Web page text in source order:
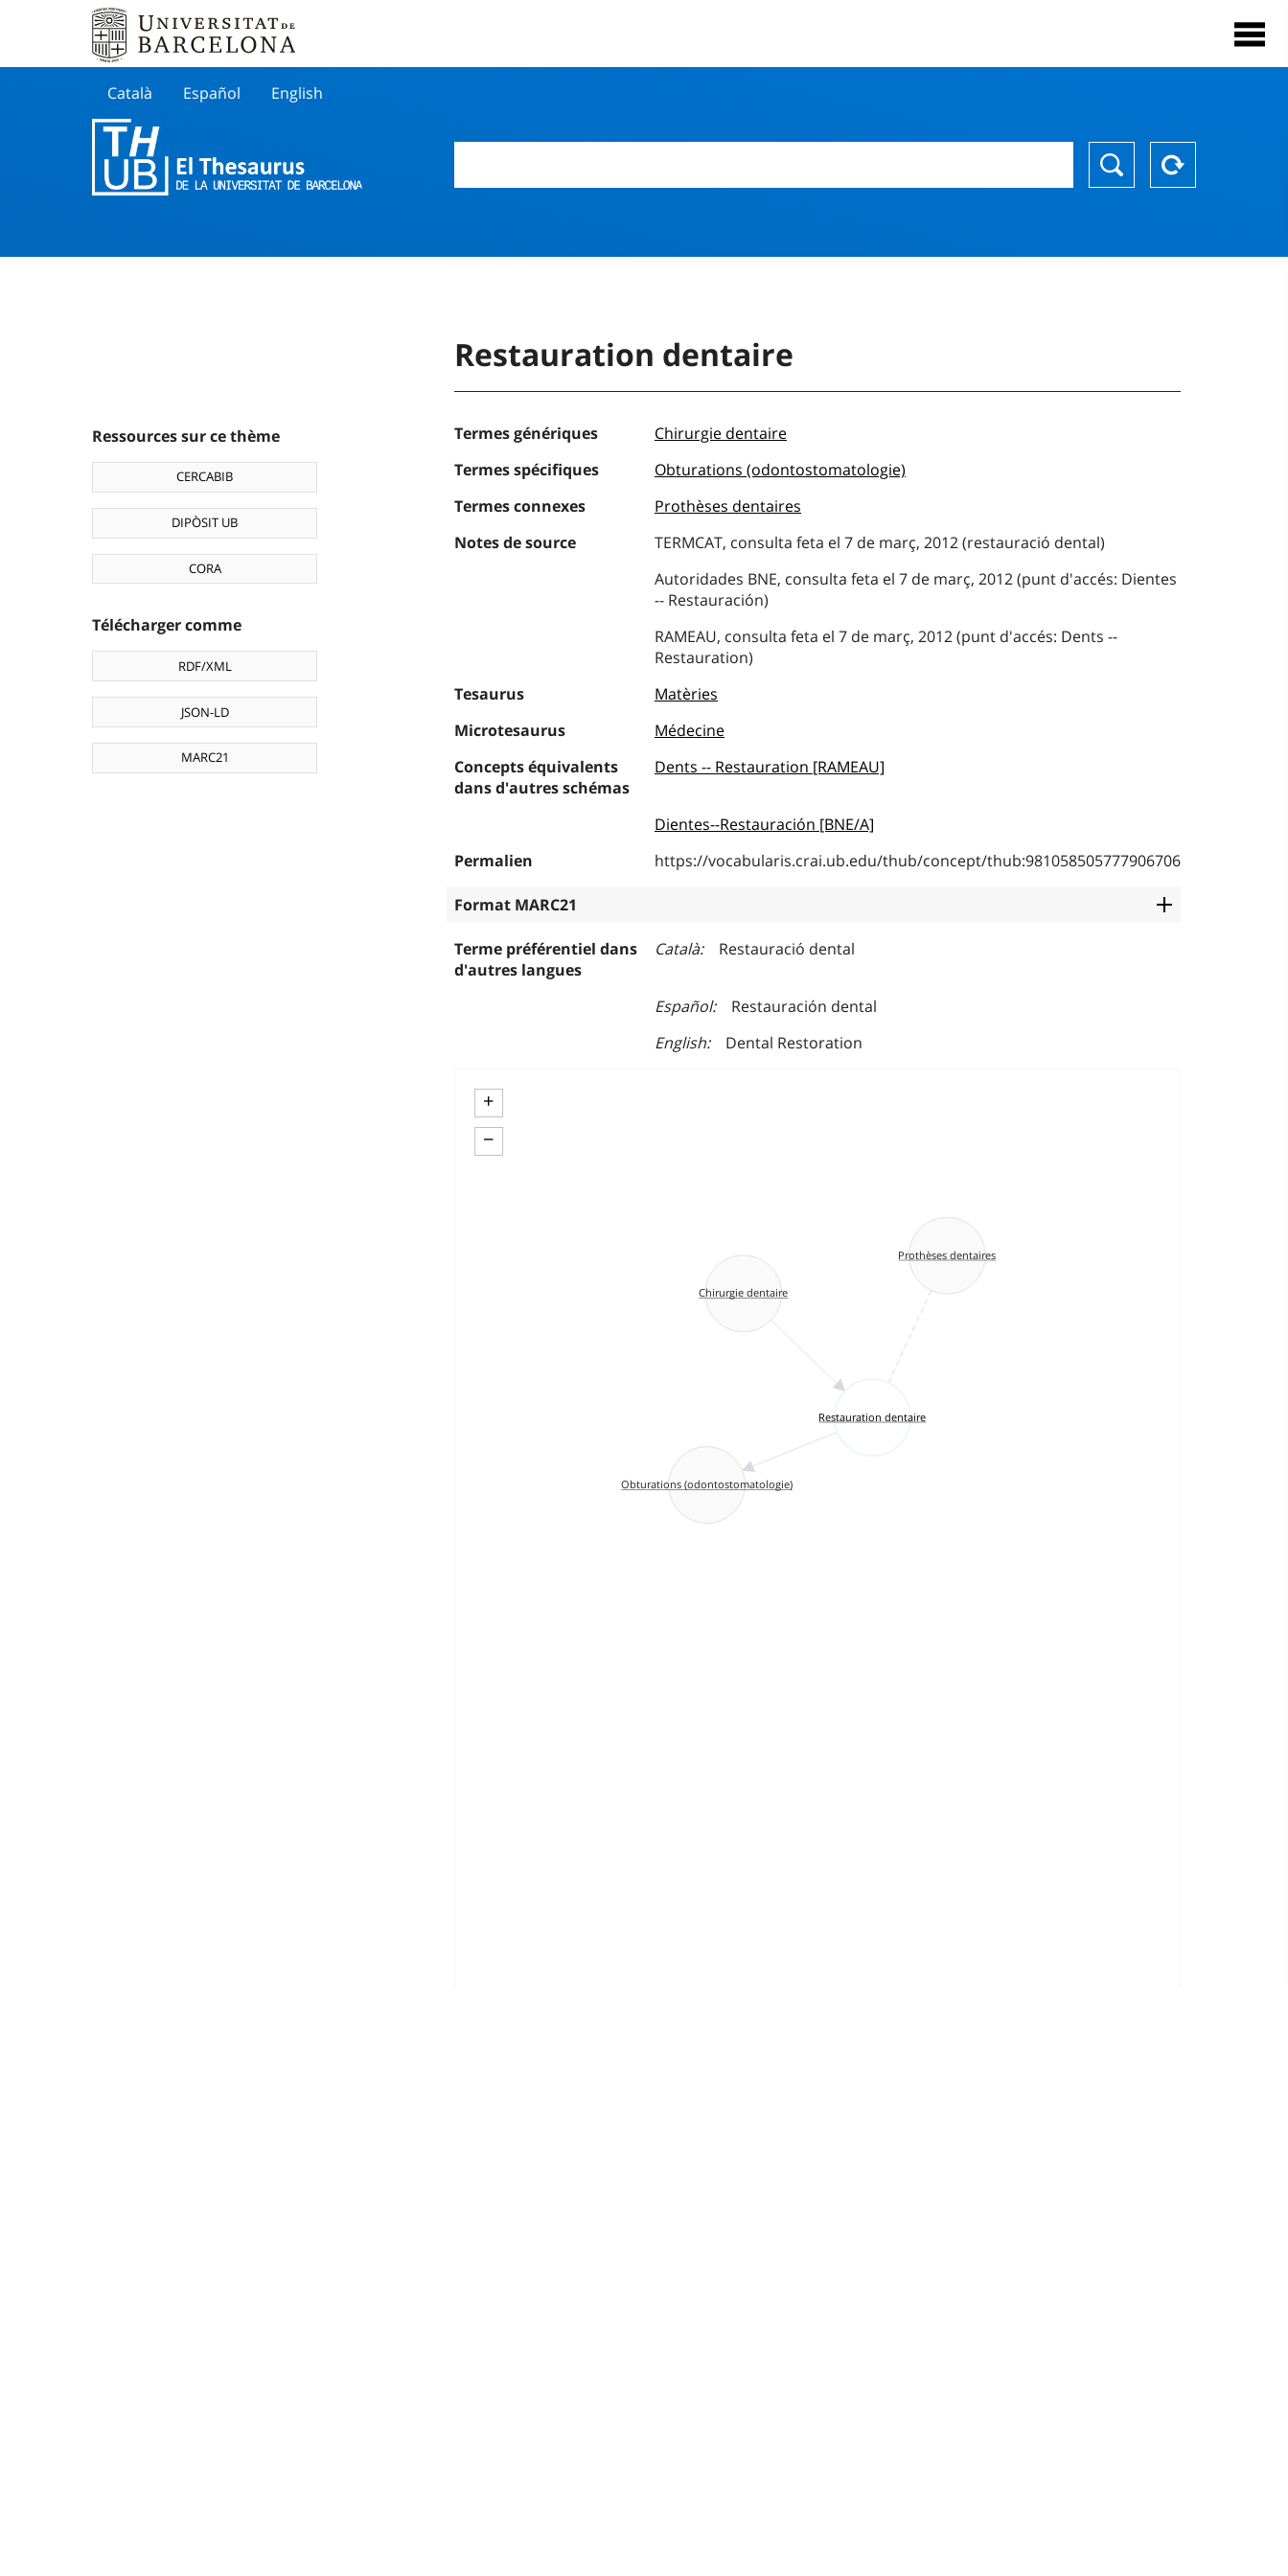
Català Español English
Ressources sur ce thème
CERCABIB
DIPÒSIT UB
CORA
Télécharger comme
RDF/XML
JSON-LD
MARC21
Restauration dentaire
Termes génériques
Chirurgie dentaire
Termes spécifiques
Obturations (odontostomatologie)
Termes connexes
Prothèses dentaires
Notes de source
TERMCAT, consulta feta el 7 de març, 2012 (restauració dental)
Autoridades BNE, consulta feta el 7 de març, 2012 (punt d'accés: Dientes
-- Restauración)
RAMEAU, consulta feta el 7 de març, 2012 (punt d'accés: Dents --
Restauration)
Tesaurus
Matèries
Microtesaurus
Médecine
Concepts équivalents
dans d'autres schémas
Dents -- Restauration [RAMEAU]
Dientes--Restauración [BNE/A]
Permalien
https://vocabularis.crai.ub.edu/thub/concept/thub:981058505777906706
Format MARC21
Terme préférentiel dans
d'autres langues
Català Restauració dental
Español
Restauración dental
English
Dental Restoration
+
−
Chirurgie dentaire
Obturations (odontostomatologie)
Prothèses dentaires
Restauration dentaire